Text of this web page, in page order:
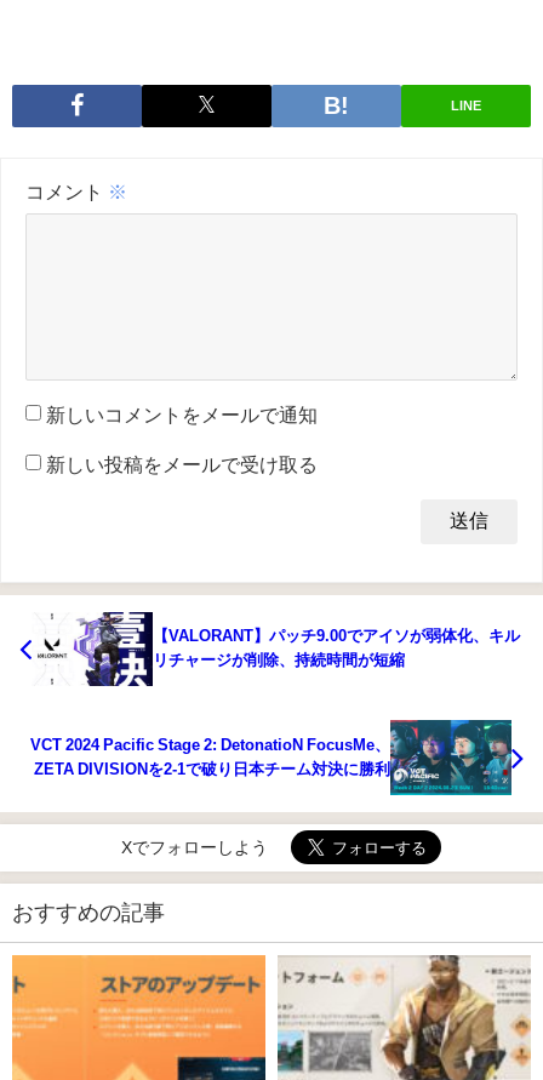
LINE
コメント ※
新しいコメントをメールで通知
新しい投稿をメールで受け取る
【VALORANT】パッチ9.00でアイソが弱体化、キル
リチャージが削除、持続時間が短縮
VCT 2024 Pacific Stage 2: DetonatioN FocusMe、
ZETA DIVISIONを2-1で破り日本チーム対決に勝利
Xでフォローしよう
おすすめの記事